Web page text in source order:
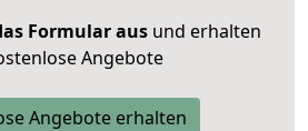
Formular ausund erhalten
Angebote
Angebote erhalten